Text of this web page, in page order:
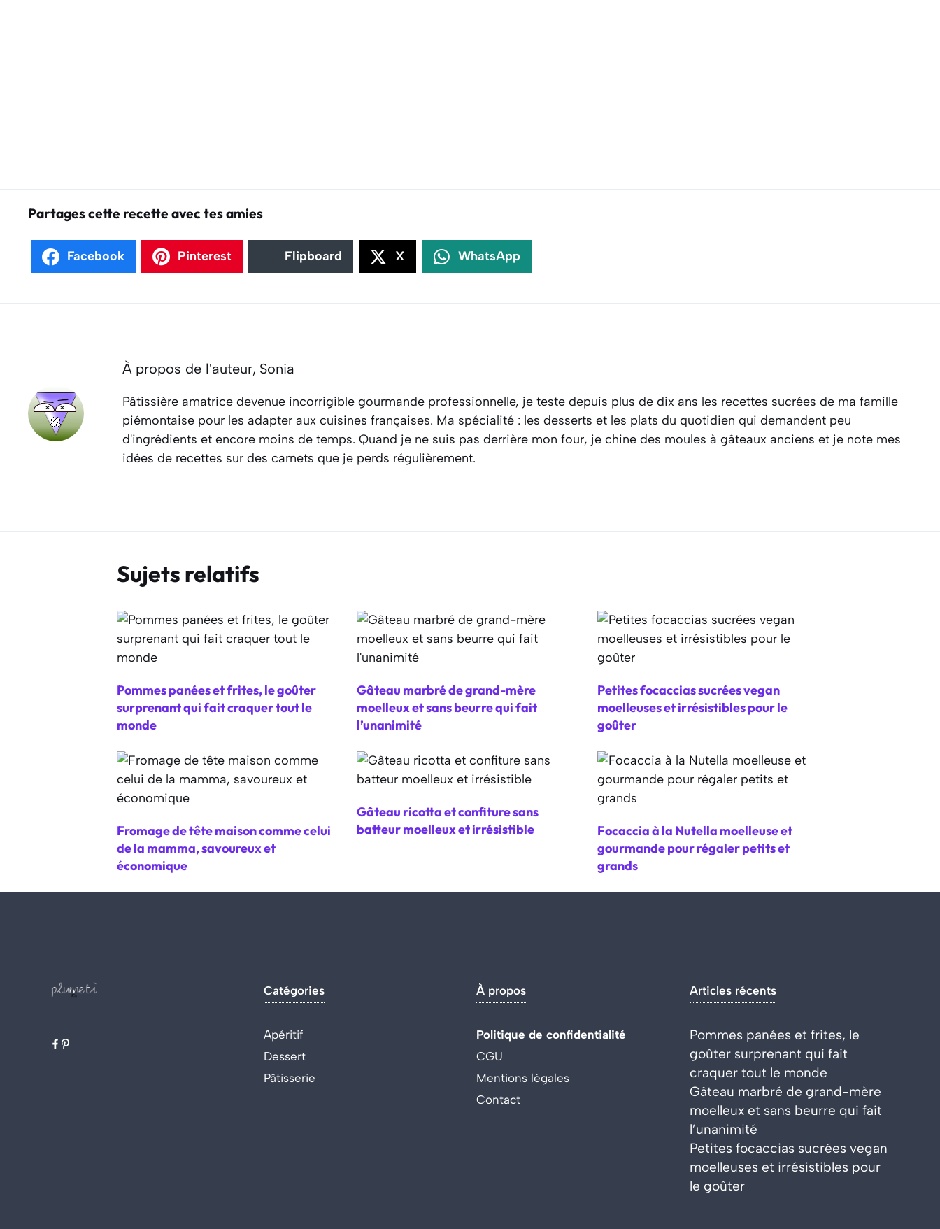
Partages cette recette avec tes amies
Facebook Pinterest Flipboard X WhatsApp
À propos de l'auteur, Sonia
Pâtissière amatrice devenue incorrigible gourmande professionnelle, je teste depuis plus de dix ans les recettes sucrées de ma famille
piémontaise pour les adapter aux cuisines françaises. Ma spécialité : les desserts et les plats du quotidien qui demandent peu
d'ingrédients et encore moins de temps. Quand je ne suis pas derrière mon four, je chine des moules à gâteaux anciens et je note mes
idées de recettes sur des carnets que je perds régulièrement.
Sujets relatifs
Pommes panées et frites, le goûter
surprenant qui fait craquer tout le
monde
Gâteau marbré de grand-mère
moelleux et sans beurre qui fait
l’unanimité
Petites focaccias sucrées vegan
moelleuses et irrésistibles pour le
goûter
Fromage de tête maison comme celui
de la mamma, savoureux et
économique
Gâteau ricotta et confiture sans
batteur moelleux et irrésistible
Focaccia à la Nutella moelleuse et
gourmande pour régaler petits et
grands
Catégories
Apéritif
Dessert
Pâtisserie
À propos
Politique de confidentialité
CGU
Mentions légales
Contact
Articles récents
Pommes panées et frites, le
goûter surprenant qui fait
craquer tout le monde
Gâteau marbré de grand-mère
moelleux et sans beurre qui fait
l’unanimité
Petites focaccias sucrées vegan
moelleuses et irrésistibles pour
le goûter